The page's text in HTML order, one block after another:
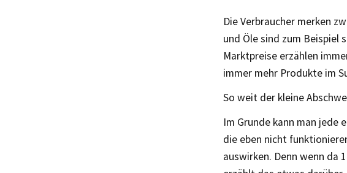
Die Verbraucher merken
und Öle sind zum Beispiel
Marktpreise erzählen
immer mehr Produkte im
So weit der kleine
Im Grunde kann man jede
die eben nicht
auswirken. Denn wenn da